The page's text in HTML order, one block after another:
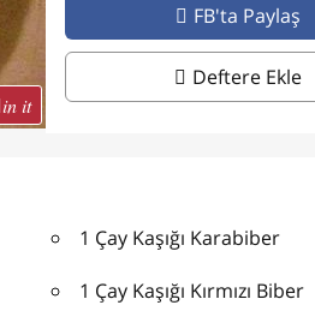
in it
FB'ta Paylaş
Deftere Ekle
1 Çay Kaşığı Karabiber
1 Çay Kaşığı Kırmızı Biber